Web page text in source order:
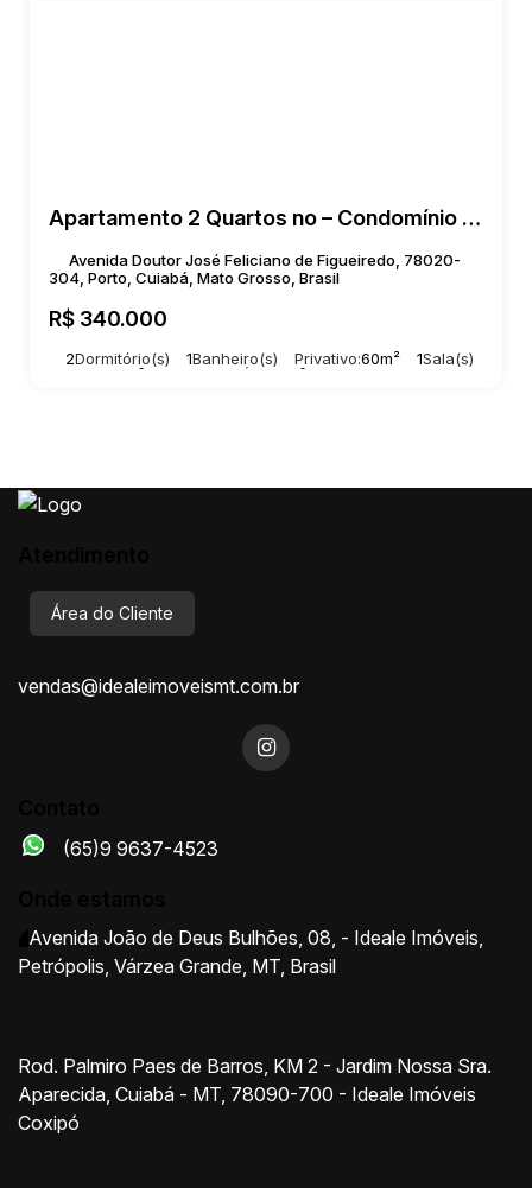
Apartamento 2 Quartos no – Condomínio Piazza Di napoli | Porto, Cuiabá/MT
R$ 340.000
Avenida Doutor José Feliciano de Figueiredo, 78020-
304, Porto, Cuiabá, Mato Grosso, Brasil
2Dormitório(s) 1Banheiro(s) Privativo:60m² 1Sala(s)
60m² Útil: 60m²
Área do Cliente
vendas@idealeimoveismt.com.br
(65)9 9637-4523
Avenida João de Deus Bulhões 08 - Ideale Imóveis
Petrópolis Várzea Grande MT Brasil
Rod. Palmiro Paes de Barros, KM 2 - Jardim Nossa Sra.
Aparecida, Cuiabá - MT, 78090-700 - Ideale Imóveis
Coxipó